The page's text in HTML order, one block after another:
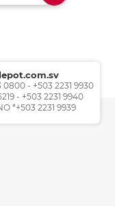
0800 - +503 2231 9930
- +503 2231 9940
*+503 2231 9939